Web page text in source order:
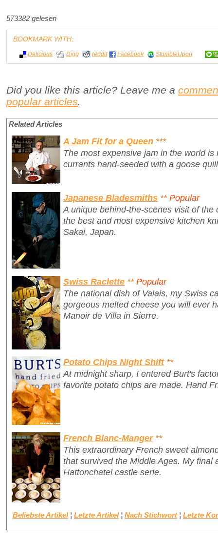
573382 gelesen
BOOKMARK WITH:
Delicious Digg reddit Facebook StumbleUpon
Did you like this article? Leave me a
popular articles.
Related Articles
A Jam Fit for a Queen ***
The most expensive jam in the world
currants hand-seeded with a goose
Japanese Bladesmiths ** Popular
A unique behind-the-scenes visit of
the best and most expensive kitchen
Sakai, Japan.
Swiss Raclette ** Popular
The national dish of Valais, my Swiss
gorgeous melted cheese you will ever
Manoir de Villa in Sierre.
Potato Chips Night Shift **
At midnight sharp, I entered Burt's
favorite potato chips are made. Hand
French Blanc-Manger **
This extraordinary French sweet
that survived the Middle Ages. My final
Hattonchatel castle serie.
Beliebste Artikel ¦ Letzte Artikel ¦ Nach Stichwort ¦ Letzte